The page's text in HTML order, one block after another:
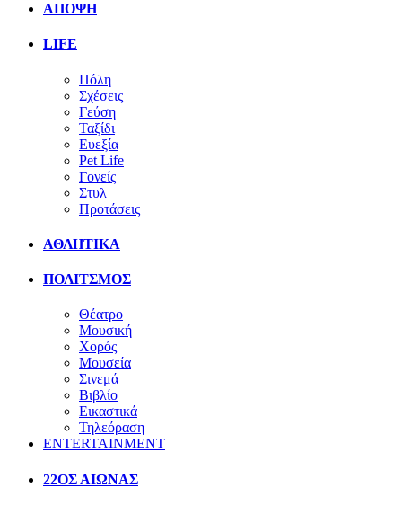
ΑΠΟΨΗ
LIFE
Πόλη
Σχέσεις
Γεύση
Ταξίδι
Ευεξία
Pet Life
Γονείς
Στυλ
Προτάσεις
ΑΘΛΗΤΙΚΑ
ΠΟΛΙΤΣΜΟΣ
Θέατρο
Μουσική
Χορός
Μουσεία
Σινεμά
Βιβλίο
Εικαστικά
Τηλεόραση
ENTERTAINMENT
22ΟΣ ΑΙΩΝΑΣ